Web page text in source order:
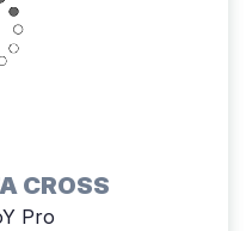
CROSS
Pro